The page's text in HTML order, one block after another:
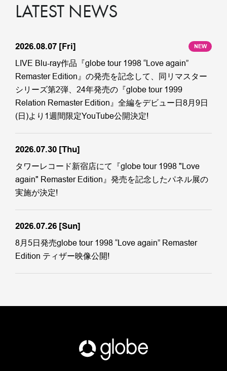
LATEST NEWS
2026.08.07 [Fri] NEW
LIVE Blu-ray作品『globe tour 1998 “Love again”
Remaster Edition』の発売を記念して、同リマスター
シリーズ第2弾、24年発売の『globe tour 1999
Relation Remaster Edition』全編をデビュー日8月9日
(日)より1週間限定YouTube公開決定!
2026.07.30 [Thu]
タワーレコード新宿店にて『globe tour 1998 "Love
again" Remaster Edition』発売を記念したパネル展の
実施が決定!
2026.07.26 [Sun]
8月5日発売globe tour 1998 “Love again” Remaster
Edition ティザー映像公開!